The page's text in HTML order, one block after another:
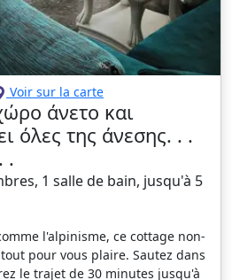
Voir sur la carte
άνετο και
όλες της άνεσης. . .
.
1 salle de bain, jusqu'à 5
l'alpinisme, ce cottage non-
pour vous plaire. Sautez dans
le trajet de 30 minutes jusqu'à